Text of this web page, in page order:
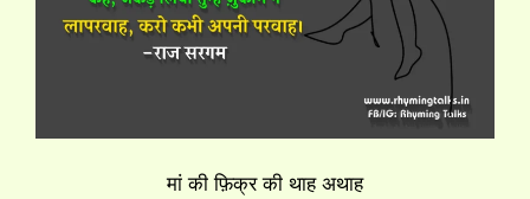
मां की फ़िक्र की थाह अथाह